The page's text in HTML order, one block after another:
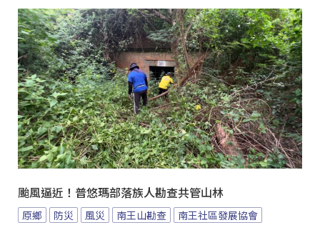
颱風逼近！普悠瑪部落族人勘查共管山林
原鄉 防災 風災 南王山勘查
南王社區發展協會